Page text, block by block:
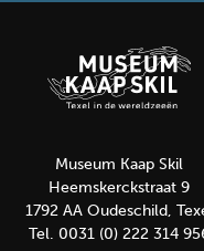
Museum Kaap Skil
Heemskerckstraat 9
1792 AA Oudeschild,
Tel. 0031 (0) 222 314